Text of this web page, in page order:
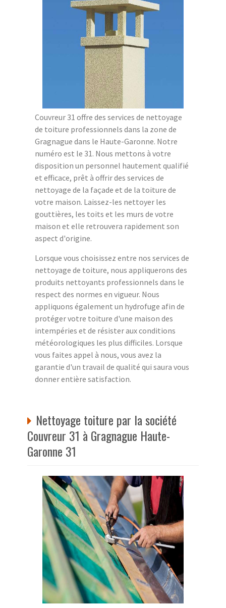
Couvreur 31 offre des services de nettoyage
de toiture professionnels dans la zone de
Gragnague dans le Haute-Garonne. Notre
numéro est le 31. Nous mettons à votre
disposition un personnel hautement qualifié
et efficace, prêt à offrir des services de
nettoyage de la façade et de la toiture de
votre maison. Laissez-les nettoyer les
gouttières, les toits et les murs de votre
maison et elle retrouvera rapidement son
aspect d'origine.
Lorsque vous choisissez entre nos services de
nettoyage de toiture, nous appliquerons des
produits nettoyants professionnels dans le
respect des normes en vigueur. Nous
appliquons également un hydrofuge afin de
protéger votre toiture d'une maison des
intempéries et de résister aux conditions
météorologiques les plus difficiles. Lorsque
vous faites appel à nous, vous avez la
garantie d'un travail de qualité qui saura vous
donner entière satisfaction.
Nettoyage toiture par la société
Couvreur 31 à Gragnague Haute-
Garonne 31